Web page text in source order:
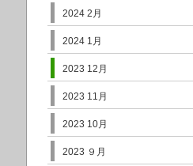
2024 2月
2024 1月
2023 12月
2023 11月
2023 10月
2023 ９月